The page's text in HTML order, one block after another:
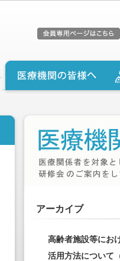
アーカイブ
高齢者施設等にお
活用方法について